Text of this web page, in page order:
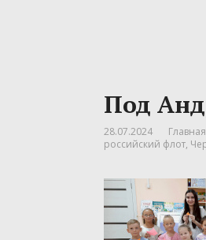
Под
28.07.2024
российский флот,